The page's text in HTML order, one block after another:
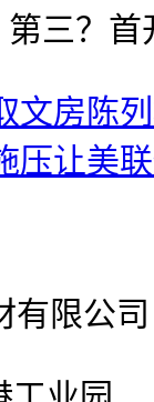
三？首
文房陈
压让美
有限公司